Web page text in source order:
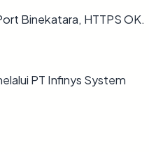
Binekatara, HTTPS OK.
PT Infinys System